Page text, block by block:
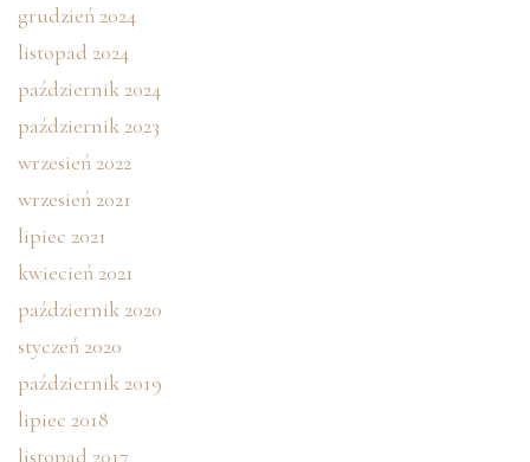
grudzień 2024
listopad 2024
październik 2024
październik 2023
wrzesień 2022
wrzesień 2021
lipiec 2021
kwiecień 2021
październik 2020
styczeń 2020
październik 2019
lipiec 2018
listopad 2017